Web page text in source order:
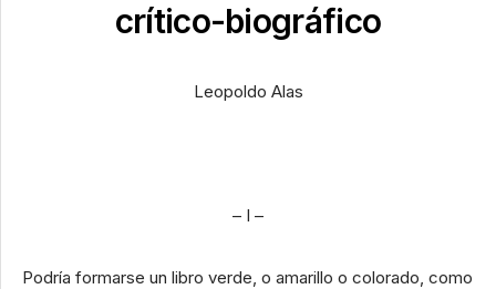
crítico-biográfico
Leopoldo Alas
– I –
Podría formarse un libro verde, o amarillo o colorado, como